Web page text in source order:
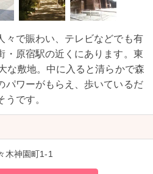
々で賑わい、テレビなどでも有
・原宿駅の近くにあります。東
な敷地。中に入ると清らかで森
パワーがもらえ、歩いているだ
です。
木神園町1-1